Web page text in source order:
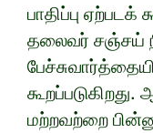
பாதிப்பு
தலைவர் சஞ்சய்
மற்றவற்றை